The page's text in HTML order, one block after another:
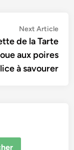
Next Article
de la Tarte
aux poires
à savourer